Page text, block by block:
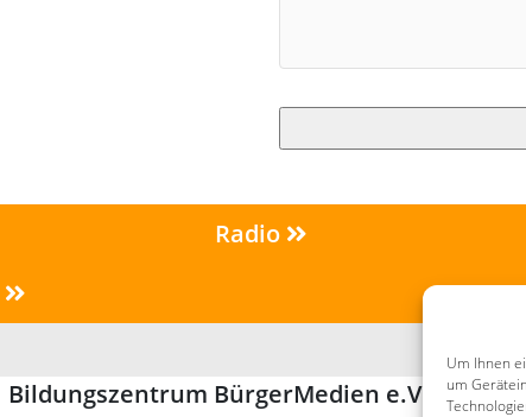
Um Ihnen
um
Radio
Bildungszentrum BürgerMedien e.V. (BZBM)